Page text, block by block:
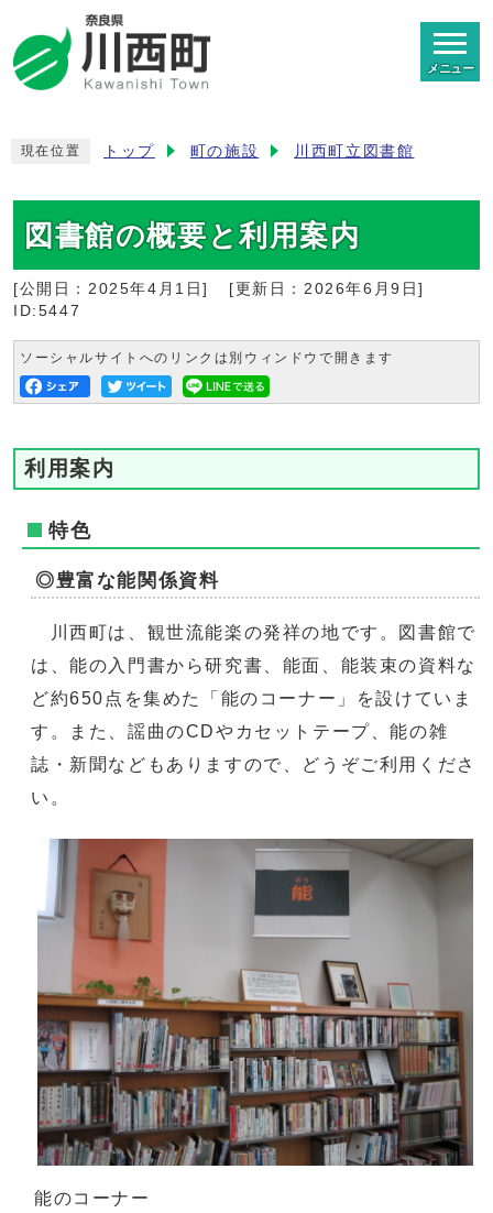
メニュー
現在位置 トップ 町の施設 川西町立図書館
図書館の概要と利用案内
[公開日： 2025年4月1日] [更新日： 2026年6月9日]
ID:5447
ソーシャルサイトへのリンクは別ウィンドウで開きます
利用案内
特色
◎豊富な能関係資料
川西町は、観世流能楽の発祥の地です。図書館で
は、能の入門書から研究書、能面、能装束の資料な
ど約650点を集めた「能のコーナー」を設けていま
す。また、謡曲のCDやカセットテープ、能の雑
誌・新聞などもありますので、どうぞご利用くださ
い。
能のコーナー